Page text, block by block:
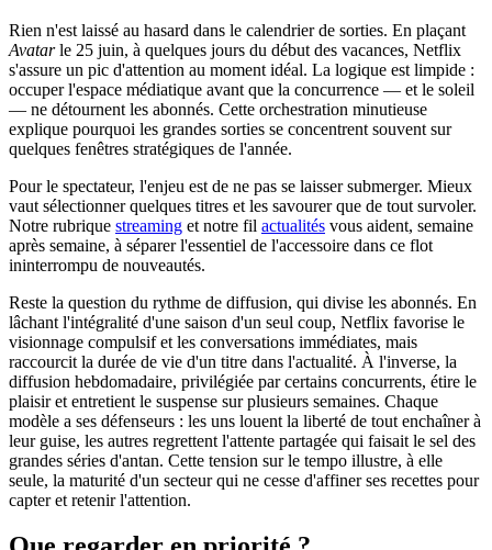
Rien n'est laissé au hasard dans le calendrier de sorties. En plaçant
Avatarle 25 juin, à quelques jours du début des vacances, Netflix
s'assure un pic d'attention au moment idéal. La logique est limpide :
occuper l'espace médiatique avant que la concurrence — et le soleil
— ne détournent les abonnés. Cette orchestration minutieuse
explique pourquoi les grandes sorties se concentrent souvent sur
quelques fenêtres stratégiques de l'année.
Pour le spectateur, l'enjeu est de ne pas se laisser submerger. Mieux
vaut sélectionner quelques titres et les savourer que de tout survoler.
Notre rubrique streaming et notre fil actualités vous aident, semaine
après semaine, à séparer l'essentiel de l'accessoire dans ce flot
ininterrompu de nouveautés.
Reste la question du rythme de diffusion, qui divise les abonnés. En
lâchant l'intégralité d'une saison d'un seul coup, Netflix favorise le
visionnage compulsif et les conversations immédiates, mais
raccourcit la durée de vie d'un titre dans l'actualité. À l'inverse, la
diffusion hebdomadaire, privilégiée par certains concurrents, étire le
plaisir et entretient le suspense sur plusieurs semaines. Chaque
modèle a ses défenseurs : les uns louent la liberté de tout enchaîner à
leur guise, les autres regrettent l'attente partagée qui faisait le sel des
grandes séries d'antan. Cette tension sur le tempo illustre, à elle
seule, la maturité d'un secteur qui ne cesse d'affiner ses recettes pour
capter et retenir l'attention.